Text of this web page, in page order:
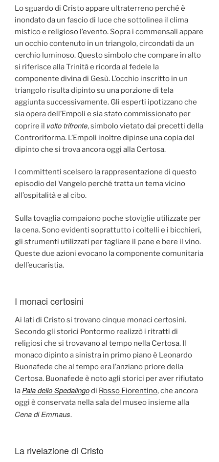
Lo sguardo di Cristo appare ultraterreno perché è
inondato da un fascio di luce che sottolinea il clima
mistico e religioso l’evento. Sopra i commensali appare
un occhio contenuto in un triangolo, circondati da un
cerchio luminoso. Questo simbolo che compare in alto
si riferisce alla Trinità e ricorda al fedele la
componente divina di Gesù. L’occhio inscritto in un
triangolo risulta dipinto su una porzione di tela
aggiunta successivamente. Gli esperti ipotizzano che
sia opera dell’Empoli e sia stato commissionato per
coprire il volto trifronte, simbolo vietato dai precetti della
Controriforma. L’Empoli inoltre dipinse una copia del
dipinto che si trova ancora oggi alla Certosa.
I committenti scelsero la rappresentazione di questo
episodio del Vangelo perché tratta un tema vicino
all’ospitalità e al cibo.
Sulla tovaglia compaiono poche stoviglie utilizzate per
la cena. Sono evidenti soprattutto i coltelli e i bicchieri,
gli strumenti utilizzati per tagliare il pane e bere il vino.
Queste due azioni evocano la componente comunitaria
dell’eucaristia.
I monaci certosini
Ai lati di Cristo si trovano cinque monaci certosini.
Secondo gli storici Pontormo realizzò i ritratti di
religiosi che si trovavano al tempo nella Certosa. Il
monaco dipinto a sinistra in primo piano è Leonardo
Buonafede che al tempo era l’anziano priore della
Certosa. Buonafede è noto agli storici per aver rifiutato
la Pala dello Spedalingodi Rosso Fiorentino, che ancora
oggi è conservata nella sala del museo insieme alla
Cena di Emmaus.
La rivelazione di Cristo